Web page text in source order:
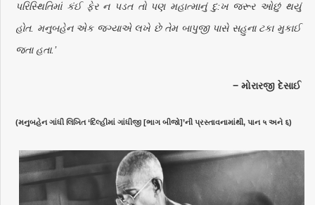
પરિસ્થિતિમાં કંઈ ફેર ન પડત તો પણ મહાત્માનું દુ:ખ જરૂર ઓછું થયું
હોત. મનુબહેન એક જગ્યાએ લખે છે તેમ બાપુજી પાસે સહુના ટકા મુકાઈ
જતા હતા.’
− મોરારજી દેસાઈ
(મનુબહેન ગાંધી લિખિત ‘દિલ્હીમાં ગાંધીજી [ભાગ બીજો]’ની પ્રસ્તાવનામાંથી, પાન ५ અને ६)